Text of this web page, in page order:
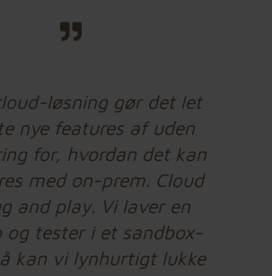
løsning gør det let
nye features af uden
for, hvordan det kan
med on-prem. Cloud
and play. Vi laver en
og tester i et sandbox-
kan vi lynhurtigt lukke